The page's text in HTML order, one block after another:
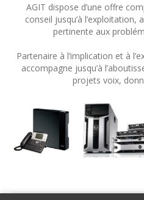
AGIT dispose d’une offre
conseil jusqu’à l’exploitation,
pertinente aux
Partenaire à l’implication et à
accompagne jusqu’à
projets voix,